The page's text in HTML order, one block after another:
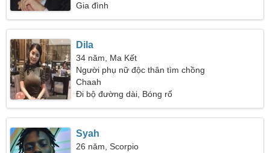
Gia đình
Dila
34 năm, Ma Kết
Người phụ nữ độc thân tìm chồng
Chaah
Đi bộ đường dài, Bóng rổ
Syah
26 năm, Scorpio